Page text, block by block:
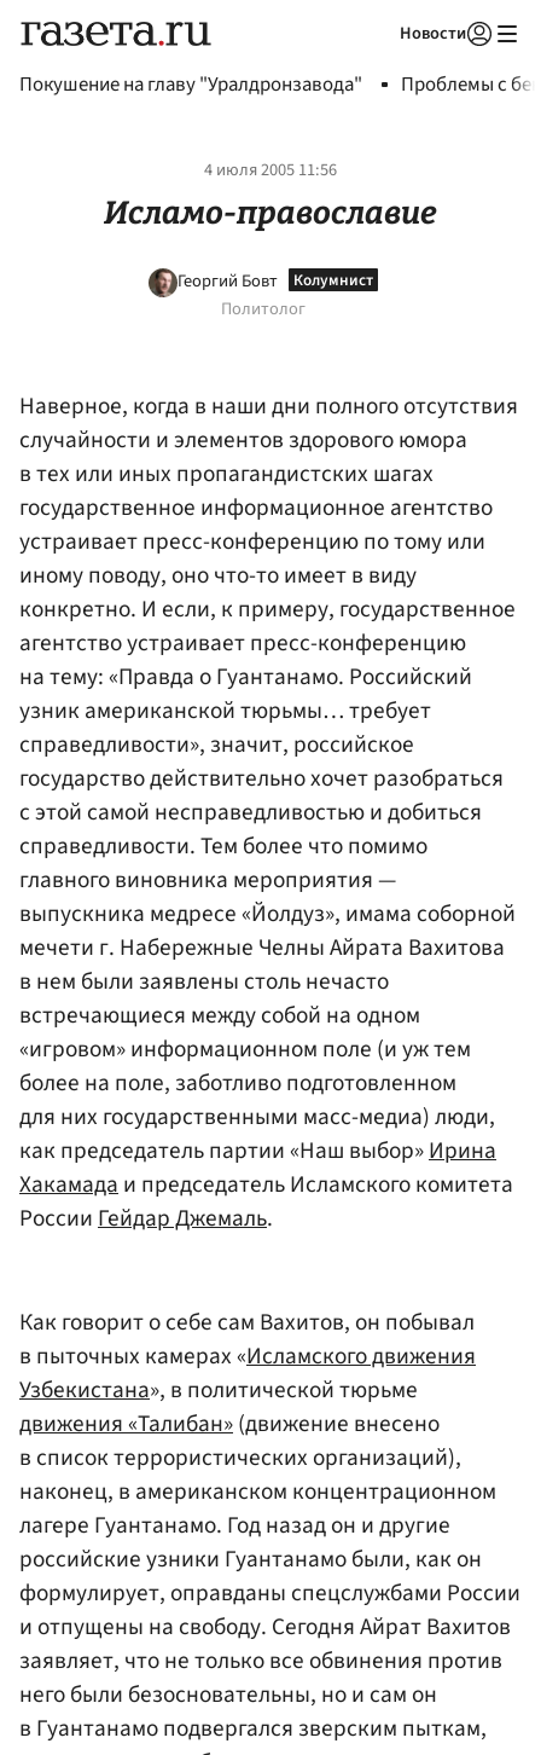
Новости
Покушение на главу "Уралдронзавода" Проблемы с
4 июля 2005 11:56
Исламо-православие
Георгий Бовт
Политолог
Наверное, когда в наши дни полного отсутствия
случайности и элементов здорового юмора
в тех или иных пропагандистских шагах
государственное информационное агентство
устраивает пресс-конференцию по тому или
иному поводу, оно что-то имеет в виду
конкретно. И если, к примеру, государственное
агентство устраивает пресс-конференцию
на тему: «Правда о Гуантанамо. Российский
узник американской тюрьмы… требует
справедливости», значит, российское
государство действительно хочет разобраться
с этой самой несправедливостью и добиться
справедливости. Тем более что помимо
главного виновника мероприятия —
выпускника медресе «Йолдуз», имама соборной
мечети г. Набережные Челны Айрата Вахитова
в нем были заявлены столь нечасто
встречающиеся между собой на одном
«игровом» информационном поле (и уж тем
более на поле, заботливо подготовленном
для них государственными масс-медиа) люди,
как председатель партии «Наш выбор»Ирина
Хакамадаи председатель Исламского комитета
РоссииГейдар Джемаль.
Как говорит о себе сам Вахитов, он побывал
в пыточных камерах «Исламского движения
Узбекистана», в политической тюрьме
движения «Талибан»(движение внесено
в список террористических организаций),
наконец, в американском концентрационном
лагере Гуантанамо. Год назад он и другие
российские узники Гуантанамо были, как он
формулирует, оправданы спецслужбами России
и отпущены на свободу. Сегодня Айрат Вахитов
заявляет, что не только все обвинения против
него были безосновательны, но и сам он
в Гуантанамо подвергался зверским пыткам,